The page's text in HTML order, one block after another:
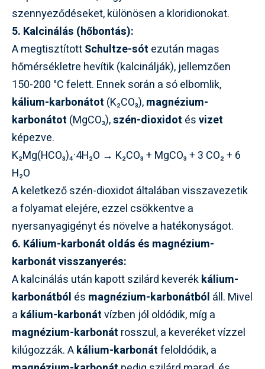
szennyeződéseket, különösen a kloridionokat.
5. Kalcinálás (hőbontás):
A megtisztítottSchultze-sót ezután magas
hőmérsékletre hevítik (kalcinálják), jellemzően
150-200 °C felett. Ennek során a só elbomlik,
kálium-karbonátot (K₂CO₃),magnézium-
karbonátot (MgCO₃),szén-dioxidot ésvizet
képezve.
K₂Mg(HCO₃)₄·4H₂O → K₂CO₃ + MgCO₃ + 3 CO₂ + 6
H₂O
A keletkező szén-dioxidot általában visszavezetik
a folyamat elejére, ezzel csökkentve a
nyersanyagigényt és növelve a hatékonyságot.
6. Kálium-karbonát oldás és magnézium-
karbonát visszanyerés:
A kalcinálás után kapott szilárd keverékkálium-
karbonátból és magnézium-karbonátból áll. Mivel
a kálium-karbonátvízben jól oldódik, míg a
magnézium-karbonát rosszul, a keveréket vízzel
kilúgozzák. Akálium-karbonátfeloldódik, a